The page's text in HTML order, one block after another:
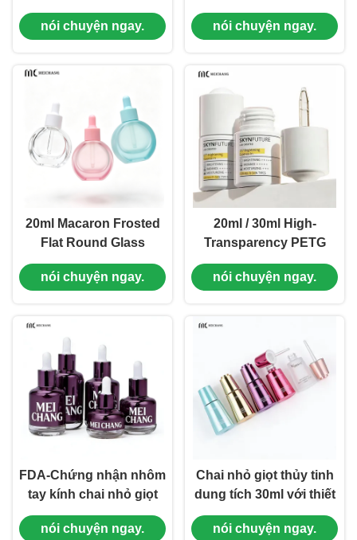
Bottle with Aluminum
Pipette ¢ Bao bì dầu râu
nói chuyện ngay.
nhỏ giọt chống trẻ em
CR cho CBD Tinctures
nói chuyện ngay.
20ml Macaron Frosted
Flat Round Glass
Dropper Bottle for
Barrier Repair Serum
nói chuyện ngay.
20ml / 30ml High-
Transparency PETG
Thick-Wall Leak-Proof
Dropper Bottle ((MC-
nói chuyện ngay.
FDA-Chứng nhận nhôm
tay kính chai nhỏ giọt
tùy chỉnh cho dịch bột
& dầu chăm sóc da
nói chuyện ngay.
Chai nhỏ giọt thủy tinh
dung tích 30ml với thiết
kế mở khóa xoay và cấu
trúc niêm phong cao
nói chuyện ngay.